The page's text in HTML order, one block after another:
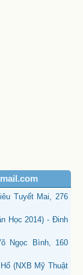
Tuyết Mai, 276
Học 2014) - Đinh
Ngọc Bình, 160
(NXB Mỹ Thuật